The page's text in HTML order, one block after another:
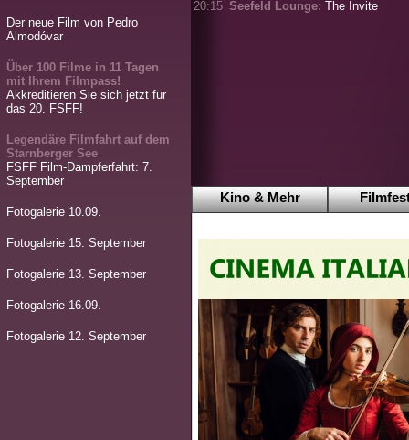
Der neue Film von Pedro
Almodóvar
Über 100 Filme in 11 Tagen
mit Ihrem Filmpass!
Akkreditieren Sie sich jetzt für
das 20. FSFF!
Legendäre Filmfahrt auf dem
Starnberger See
FSFF Film-Dampferfahrt: 7.
September
Fotogalerie 10.09.
Fotogalerie 15. September
Fotogalerie 13. September
Fotogalerie 16.09.
Fotogalerie 12. September
20:15 Seefeld Lounge: The Invite
Kino & Mehr